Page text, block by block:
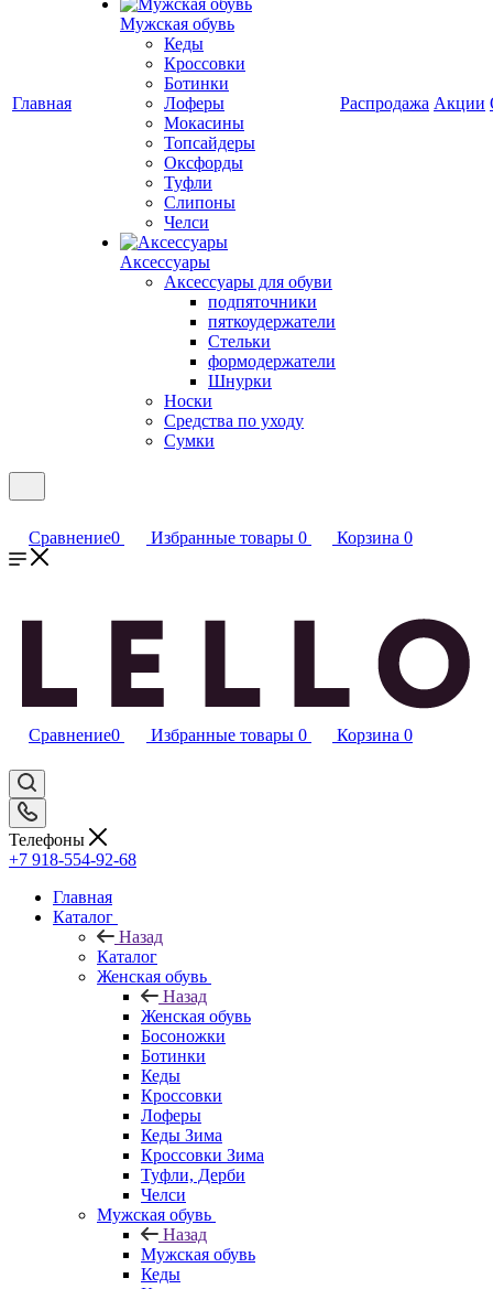
Главная
Мужская обувь
Кеды
Кроссовки
Ботинки
Лоферы
Мокасины
Топсайдеры
Оксфорды
Туфли
Слипоны
Челси
Аксессуары
Аксессуары для обуви
подпяточники
пяткоудержатели
Стельки
формодержатели
Шнурки
Носки
Средства по уходу
Сумки
Распродажа Акции
Сравнение0 Избранные товары 0 Корзина 0
Сравнение0 Избранные товары 0 Корзина 0
Телефоны
+7 918-554-92-68
Главная
Каталог
Назад
Каталог
Женская обувь
Назад
Женская обувь
Босоножки
Ботинки
Кеды
Кроссовки
Лоферы
Кеды Зима
Кроссовки Зима
Туфли, Дерби
Челси
Мужская обувь
Назад
Мужская обувь
Кеды